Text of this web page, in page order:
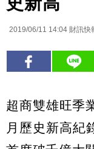
2019/06/11 14:04 財訊快
超商雙雄旺季
月歷史新高紀